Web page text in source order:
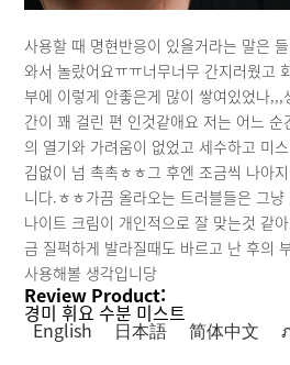
사용할 때 명현반응이 있을거라는 말은
와서 놀랐어요ㅠㅠ너무너무 간지러웠고
부에 이렇게 안좋은게 많이 쌓여있었나,,,
간이 꽤 걸린 편 인것같애요 저는 어느
의 열기와 가려움이 없었고 세수하고 미
김없이 넘 촉촉ㅎㅎ그 후엔 조금씩 나아
니다.ㅎㅎ가끔 올라오는 트러블들은 그
나이트 크림이 개인적으로 잘 맞는것 같
금 질퍽하게 발라질때도 바르고 난 후의
사용해볼 생각입니당
Review Product:
경미 휘요 수분 미스트
English 日本語 简体中文